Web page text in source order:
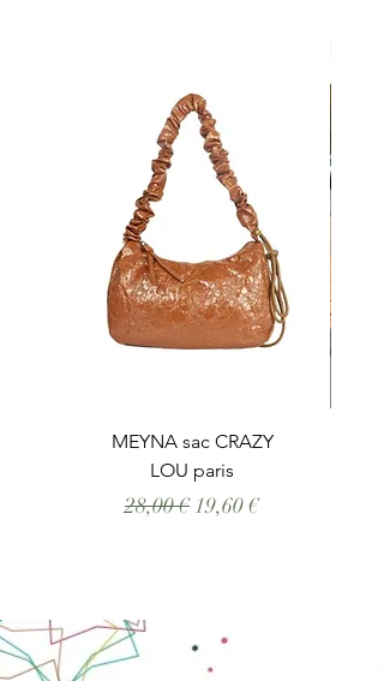
MEYNA sac CRAZY
LOU paris
Prix original
28,00 € Prix promotionnel
19,60 €